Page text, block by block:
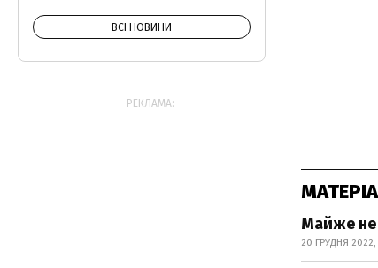
Майже не
20 ГРУДНЯ 2022,
ВСІ НОВИНИ
РЕКЛАМА: